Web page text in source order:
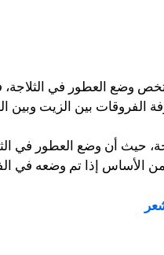
تخص وضع العطور في
الفروقات بين الزيت وبين
أن وضع العطور في
الأساس إذا تم وضعه في